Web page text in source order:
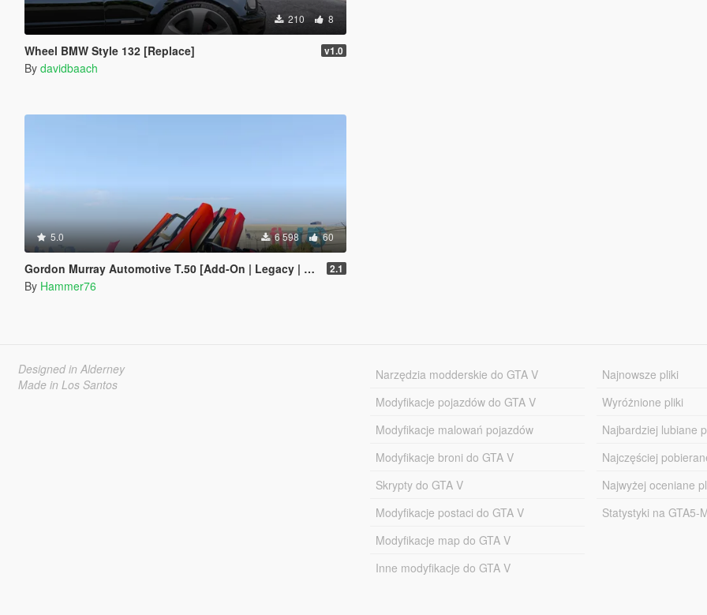
210 8
Wheel BMW Style 132 [Replace] v1.0
By davidbaach
5.0 6 598 60
Gordon Murray Automotive T.50 [Add-On | Legacy | Enhanced] 2.1
By Hammer76
Designed in Alderney
Made in Los Santos
Narzędzia modderskie do GTA V
Modyfikacje pojazdów do GTA V
Modyfikacje malowań pojazdów
Modyfikacje broni do GTA V
Skrypty do GTA V
Modyfikacje postaci do GTA V
Modyfikacje map do GTA V
Inne modyfikacje do GTA V
Najnowsze pliki
Wyróżnione pliki
Najbardziej lubiane
Najczęściej
Najwyżej oceniane
Statystyki na GTA5-